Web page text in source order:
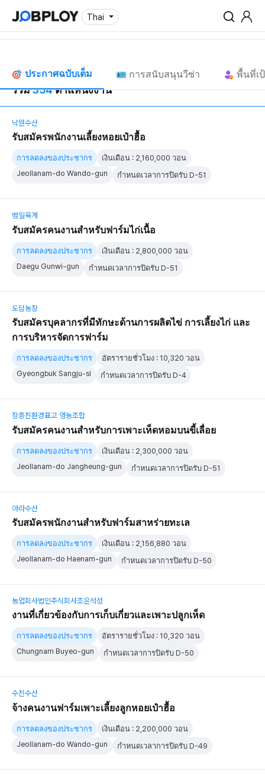
Thai
ประกาศฉบับเต็ม การสนับสนุนวีซ่า พื้นที่เ
รวม354ตำแหน่งงาน
낙원수산
รับสมัครพนักงานเลี้ยงหอยเป๋าฮื้อ
การลดลงของประชากร
เงินเดือน : 2,160,000 วอน
Jeollanam-do Wando-gun
กำหนดเวลาการปิดรับ D-51
범일육계
รับสมัครคนงานสำหรับฟาร์มไก่เนื้อ
การลดลงของประชากร
เงินเดือน : 2,800,000 วอน
Daegu Gunwi-gun
กำหนดเวลาการปิดรับ D-51
도담농장
รับสมัครบุคลากรที่มีทักษะด้านการผลิตไข่ การเลี้ยงไก่ และ
การบริหารจัดการฟาร์ม
การลดลงของประชากร
อัตรารายชั่วโมง : 10,320 วอน
Gyeongbuk Sangju-si
กำหนดเวลาการปิดรับ D-4
장흥친환경표고 영농조합
รับสมัครคนงานสำหรับการเพาะเห็ดหอมบนขี้เลื่อย
การลดลงของประชากร
เงินเดือน : 2,300,000 วอน
Jeollanam-do Jangheung-gun
กำหนดเวลาการปิดรับ D-51
아라수산
รับสมัครพนักงานสำหรับฟาร์มสาหร่ายทะเล
การลดลงของประชากร
เงินเดือน : 2,156,880 วอน
Jeollanam-do Haenam-gun
กำหนดเวลาการปิดรับ D-50
농업회사법인주식회사조은석성
งานที่เกี่ยวข้องกับการเก็บเกี่ยวและเพาะปลูกเห็ด
การลดลงของประชากร
อัตรารายชั่วโมง : 10,320 วอน
Chungnam Buyeo-gun
กำหนดเวลาการปิดรับ D-50
수진수산
จ้างคนงานฟาร์มเพาะเลี้ยงลูกหอยเป๋าฮื้อ
การลดลงของประชากร
เงินเดือน : 2,200,000 วอน
Jeollanam-do Wando-gun
กำหนดเวลาการปิดรับ D-49